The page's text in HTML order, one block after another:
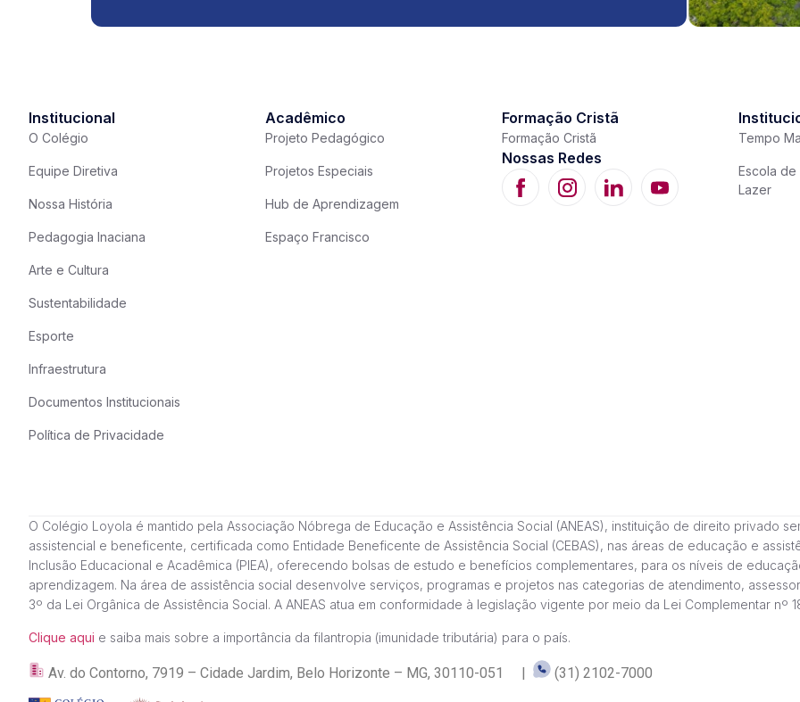
Institucional
O Colégio
Equipe Diretiva
Nossa História
Pedagogia Inaciana
Arte e Cultura
Sustentabilidade
Esporte
Infraestrutura
Documentos Institucionais
Política de Privacidade
Acadêmico
Projeto Pedagógico
Projetos Especiais
Hub de Aprendizagem
Espaço Francisco
Formação Cristã
Formação Cristã
Nossas Redes
Tempo
Escola de
Lazer
O Colégio Loyola é mantido pela Associação Nóbrega de Educação e Assistência Social (ANEAS), instituição de direito privado
assistencial e beneficente, certificada como Entidade Beneficente de Assistência Social (CEBAS), nas áreas de educação e
Inclusão Educacional e Acadêmica (PIEA), oferecendo bolsas de estudo e benefícios complementares, para os níveis de
aprendizagem. Na área de assistência social desenvolve serviços, programas e projetos nas categorias de atendimento,
3º da Lei Orgânica de Assistência Social. A ANEAS atua em conformidade à legislação vigente por meio da Lei Complementar nº
Clique aqui e saiba mais sobre a importância da filantropia (imunidade tributária) para o país.
Av. do Contorno, 7919 – Cidade Jardim, Belo Horizonte – MG, 30110-051 | (31) 2102-7000